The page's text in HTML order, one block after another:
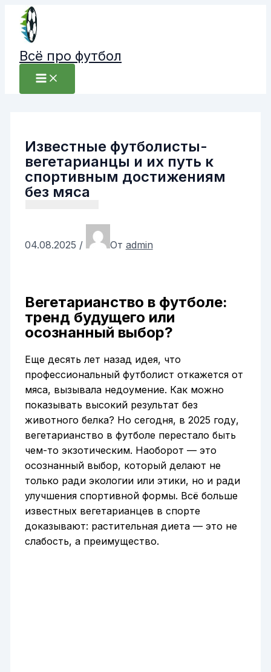
Перейти
содержимому
Всё про футбол
Известные футболисты-
вегетарианцы и их путь к
спортивным достижениям
без мяса
04.08.2025 / От admin
Вегетарианство в футболе:
тренд будущего или
осознанный выбор?
Еще десять лет назад идея, что
профессиональный футболист откажется от
мяса, вызывала недоумение. Как можно
показывать высокий результат без
животного белка? Но сегодня, в 2025 году,
вегетарианство в футболе перестало быть
чем-то экзотическим. Наоборот — это
осознанный выбор, который делают не
только ради экологии или этики, но и ради
улучшения спортивной формы. Всё больше
известных вегетарианцев в спорте
доказывают: растительная диета — это не
слабость, а преимущество.